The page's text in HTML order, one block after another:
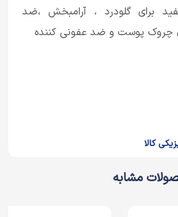
برای گلودرد ، آرامبخش ،ضد
چروک پوست و ضد عفونی کننده
کالا
مشابه